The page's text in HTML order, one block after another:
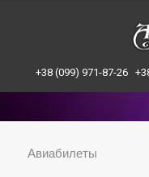
+38 (099) 971-87-26
Авиабилеты